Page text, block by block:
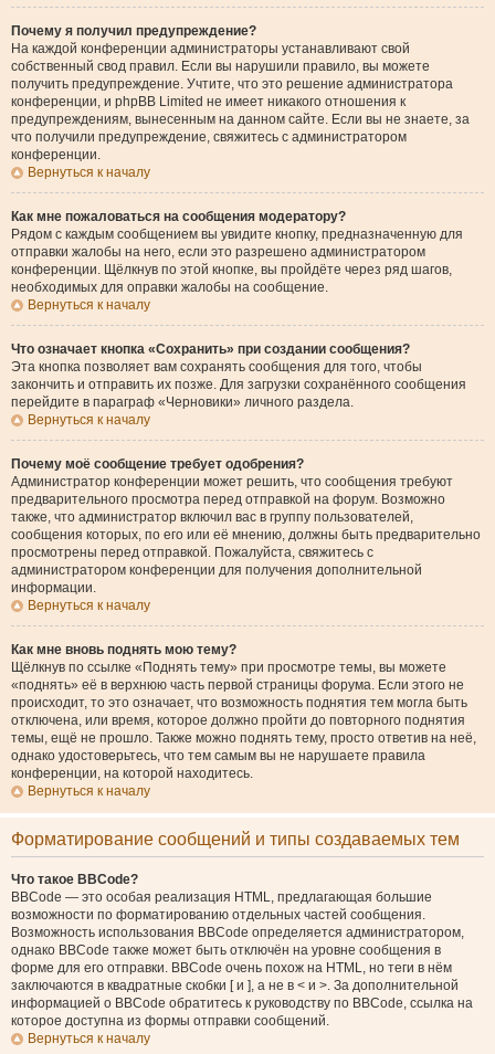
Почему я получил предупреждение?
На каждой конференции администраторы устанавливают свой
собственный свод правил. Если вы нарушили правило, вы можете
получить предупреждение. Учтите, что это решение администратора
конференции, и phpBB Limited не имеет никакого отношения к
предупреждениям, вынесенным на данном сайте. Если вы не знаете, за
что получили предупреждение, свяжитесь с администратором
конференции.
Вернуться к началу
Как мне пожаловаться на сообщения модератору?
Рядом с каждым сообщением вы увидите кнопку, предназначенную для
отправки жалобы на него, если это разрешено администратором
конференции. Щёлкнув по этой кнопке, вы пройдёте через ряд шагов,
необходимых для оправки жалобы на сообщение.
Вернуться к началу
Что означает кнопка «Сохранить» при создании сообщения?
Эта кнопка позволяет вам сохранять сообщения для того, чтобы
закончить и отправить их позже. Для загрузки сохранённого сообщения
перейдите в параграф «Черновики» личного раздела.
Вернуться к началу
Почему моё сообщение требует одобрения?
Администратор конференции может решить, что сообщения требуют
предварительного просмотра перед отправкой на форум. Возможно
также, что администратор включил вас в группу пользователей,
сообщения которых, по его или её мнению, должны быть предварительно
просмотрены перед отправкой. Пожалуйста, свяжитесь с
администратором конференции для получения дополнительной
информации.
Вернуться к началу
Как мне вновь поднять мою тему?
Щёлкнув по ссылке «Поднять тему» при просмотре темы, вы можете
«поднять» её в верхнюю часть первой страницы форума. Если этого не
происходит, то это означает, что возможность поднятия тем могла быть
отключена, или время, которое должно пройти до повторного поднятия
темы, ещё не прошло. Также можно поднять тему, просто ответив на неё,
однако удостоверьтесь, что тем самым вы не нарушаете правила
конференции, на которой находитесь.
Вернуться к началу
Форматирование сообщений и типы создаваемых тем
Что такое BBCode?
BBCode — это особая реализация HTML, предлагающая большие
возможности по форматированию отдельных частей сообщения.
Возможность использования BBCode определяется администратором,
однако BBCode также может быть отключён на уровне сообщения в
форме для его отправки. BBCode очень похож на HTML, но теги в нём
заключаются в квадратные скобки [ и ], а не в < и >. За дополнительной
информацией о BBCode обратитесь к руководству по BBCode, ссылка на
которое доступна из формы отправки сообщений.
Вернуться к началу